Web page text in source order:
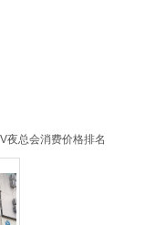
夜总会消费价格排名